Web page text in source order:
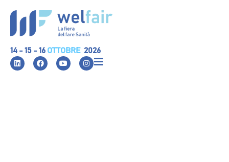
14 - 15 - 16 OTTOBRE 2026